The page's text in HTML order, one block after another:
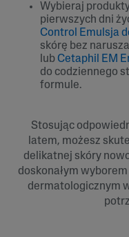
Wybieraj
pierwszych dni
Control Emulsja
skórę bez
lub Cetaphil EM
do codziennego
formule.
Stosując
latem, możesz
delikatnej skóry
doskonałym
dermatologicznym